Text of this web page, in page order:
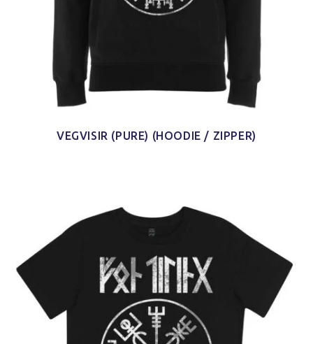
VEGVISIR (PURE) (HOODIE / ZIPPER)